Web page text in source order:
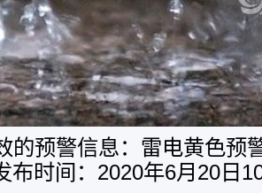
的预警信息：雷电黄色预
布时间：2020年6月20日